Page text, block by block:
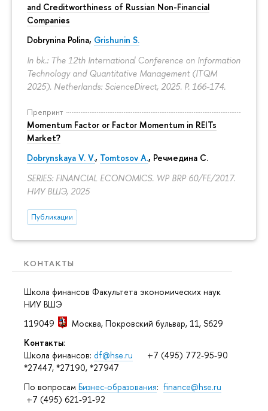
and Creditworthiness of Russian Non-Financial
Companies
Dobrynina Polina, Grishunin S.
In bk.: The 12th International Conference on Information
Technology and Quantitative Management (ITQM
2025). Netherlands: ScienceDirect, 2025. P. 166-174.
Препринт
Momentum Factor or Factor Momentum in REITs
Market?
Dobrynskaya V. V., Tomtosov A., Речмедина С.
SERIES: FINANCIAL ECONOMICS. WP BRP 60/FE/2017.
НИУ ВШЭ, 2025
Публикации
КОНТАКТЫ
Школа финансов Факультета экономических наук
НИУ ВШЭ
119049
Москва, Покровский бульвар, 11, S629
Контакты:
Школа финансов: df@hse.ru +7 (495) 772-95-90
*27447, *27190, *27947
По вопросам Бизнес-образования: finance@hse.ru
+7 (495) 621-91-92